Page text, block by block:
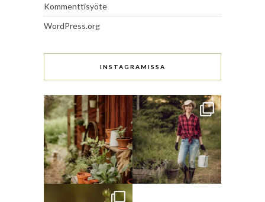
Kommenttisyöte
WordPress.org
INSTAGRAMISSA